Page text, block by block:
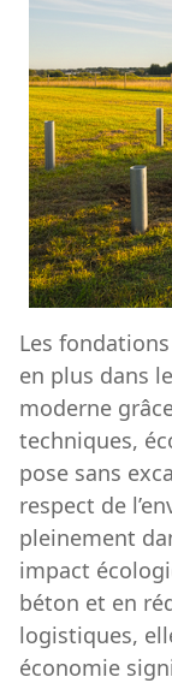
Les
en plus dans
moderne
techniques,
pose sans
respect de
pleinement
impact
béton et en
logistiques,
économie